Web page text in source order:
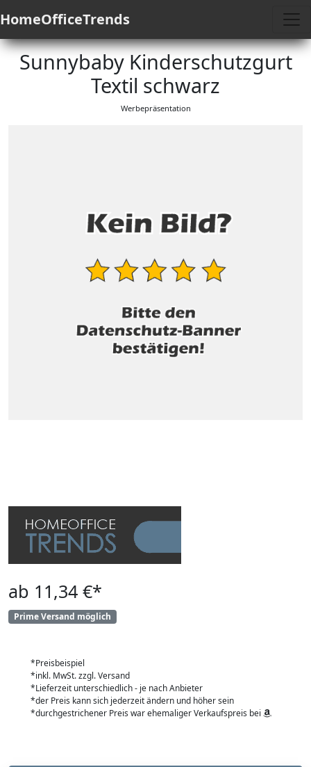
HomeOfficeTrends
Sunnybaby Kinderschutzgurt
Textil schwarz
Werbepräsentation
ab 11,34 €*
Prime Versand möglich
*Preisbeispiel
*inkl. MwSt. zzgl. Versand
*Lieferzeit unterschiedlich - je nach Anbieter
*der Preis kann sich jederzeit ändern und höher sein
*durchgestrichener Preis war ehemaliger Verkaufspreis bei